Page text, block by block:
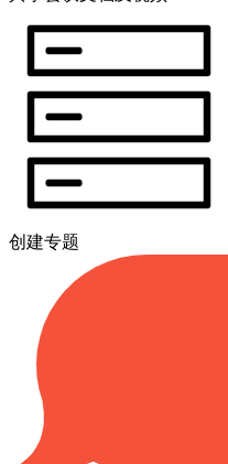
创建专题